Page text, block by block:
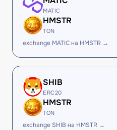
MATIC
HMSTR
TON
exchange MATIC на HMSTR →
SHIB
ERC20
HMSTR
TON
exchange SHIB на HMSTR →